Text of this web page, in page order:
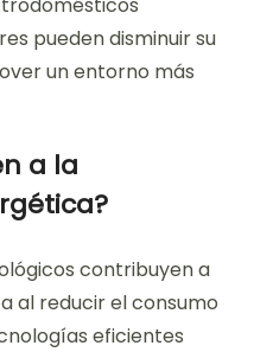
pueden disminuir su
un entorno más
a la
contribuyen a
al reducir el consumo
eficientes